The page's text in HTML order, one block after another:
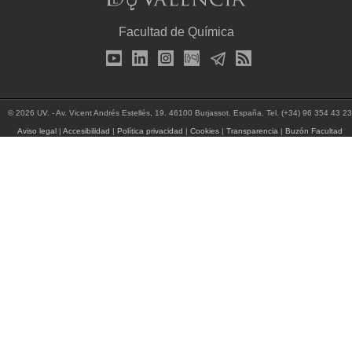
Facultad de Química
© 2026 UV. - Av. Vicent Andrés Estellés, 19. 46100 Burjassot. España. Tel. (+34) 96 354 43 23
Aviso legal| Accesibilidad | Política privacidad | Cookies| Transparencia | Buzón Facultad